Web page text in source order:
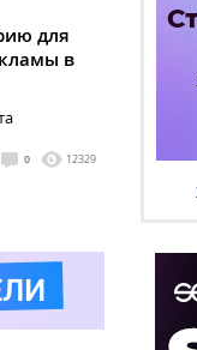
для
в
0 12329